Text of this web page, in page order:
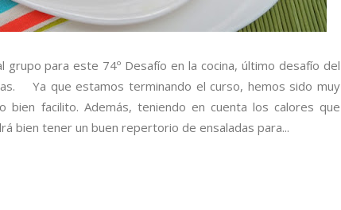
para este 74º Desafío en la cocina, último desafío del
Ya que estamos terminando el curso, hemos sido muy
bien facilito. Además, teniendo en cuenta los calores que
bien tener un buen repertorio de ensaladas para...